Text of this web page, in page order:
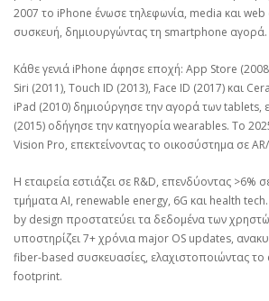
2007 το iPhone ένωσε τηλεφωνία, media και
συσκευή, δημιουργώντας τη smartphone αγορά.
Κάθε γενιά iPhone άφησε εποχή: App Store
Siri (2011), Touch ID (2013), Face ID (2017) και
iPad (2010) δημιούργησε την αγορά των tablets,
(2015) οδήγησε την κατηγορία wearables. Το
Vision Pro, επεκτείνοντας το οικοσύστημα σε AR/
Η εταιρεία εστιάζει σε R&D, επενδύοντας >6%
τμήματα AI, renewable energy, 6G και health
by design προστατεύει τα δεδομένα των
υποστηρίζει 7+ χρόνια major OS updates,
fiber-based συσκευασίες, ελαχιστοποιώντας
footprint.